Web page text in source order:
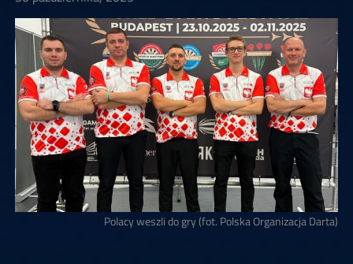
Polacy weszli do gry (fot. Polska Organizacja Darta)